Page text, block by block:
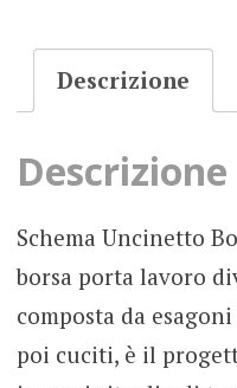
Descrizione
Descrizione
Schema Uncinetto
borsa porta lavoro
composta da
poi cuciti, è il